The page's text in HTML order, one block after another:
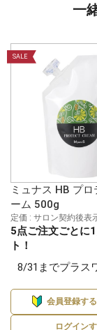
一
SALE
ミュナス HB プロ
ーム 500g
定価 : サロン契約後表
5点ご注文ごとに
ト！
8/31までプラス
会員登録する
ログイン